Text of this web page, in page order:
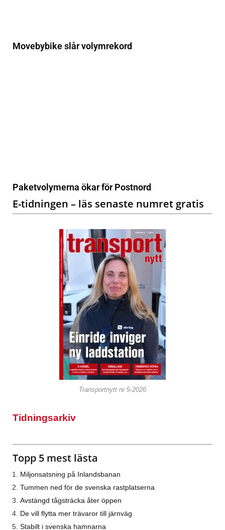
Movebybike slår volymrekord
Paketvolymerna ökar för Postnord
E-tidningen – läs senaste numret gratis
Transportnytt nr 5-2026
Tidningsarkiv
Topp 5 mest lästa
Miljonsatsning på Inlandsbanan
Tummen ned för de svenska rastplatserna
Avstängd tågsträcka åter öppen
De vill flytta mer trävaror till järnväg
Stabilt i svenska hamnarna